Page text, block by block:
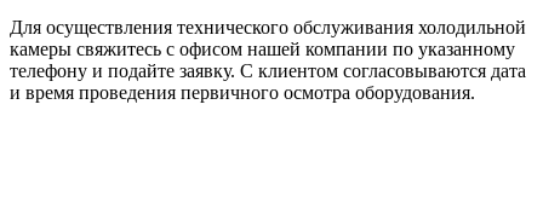
Для осуществления технического обслуживания холодильной
камеры свяжитесь с офисом нашей компании по указанному
телефону и подайте заявку. С клиентом согласовываются дата
и время проведения первичного осмотра оборудования.